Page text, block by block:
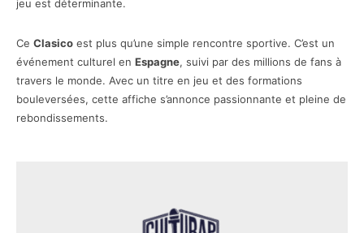
jeu est déterminante.
Ce Clasico est plus qu’une simple rencontre sportive. C’est un
événement culturel en Espagne, suivi par des millions de fans à
travers le monde. Avec un titre en jeu et des formations
bouleversées, cette affiche s’annonce passionnante et pleine de
rebondissements.